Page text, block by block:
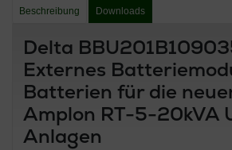
Beschreibung Downloads
Delta
Externes
Batterien für die
Amplon RT-5-20kVA
Anlagen